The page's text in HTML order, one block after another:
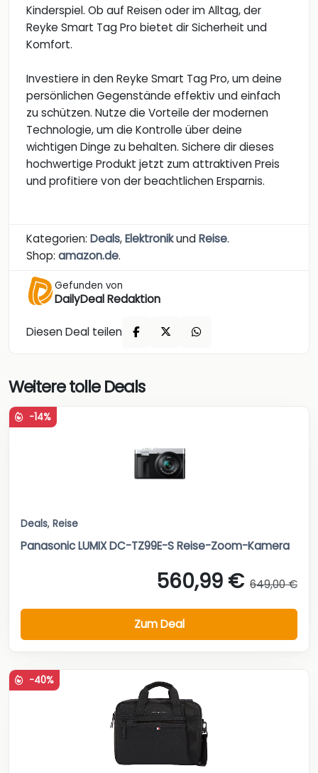
Kinderspiel. Ob auf Reisen oder im Alltag, der
Reyke Smart Tag Pro bietet dir Sicherheit und
Komfort.
Investiere in den Reyke Smart Tag Pro, um deine
persönlichen Gegenstände effektiv und einfach
zu schützen. Nutze die Vorteile der modernen
Technologie, um die Kontrolle über deine
wichtigen Dinge zu behalten. Sichere dir dieses
hochwertige Produkt jetzt zum attraktiven Preis
und profitiere von der beachtlichen Ersparnis.
Kategorien: Deals,ElektronikundReise.
Shop: amazon.de.
Gefunden von
DailyDeal Redaktion
Diesen Deal teilen
Weitere tolle Deals
-14%
Deals, Reise
Panasonic LUMIX DC-TZ99E-S Reise-Zoom-Kamera
560,99 € 649,00 €
Zum Deal
-40%